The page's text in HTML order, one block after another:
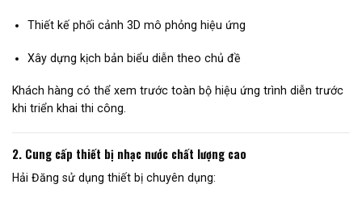
Thiết kế phối cảnh 3D mô phỏng hiệu ứng
Xây dựng kịch bản biểu diễn theo chủ đề
Khách hàng có thể xem trước toàn bộ hiệu ứng trình diễn trước
khi triển khai thi công.
2. Cung cấp thiết bị nhạc nước chất lượng cao
Hải Đăng sử dụng thiết bị chuyên dụng: